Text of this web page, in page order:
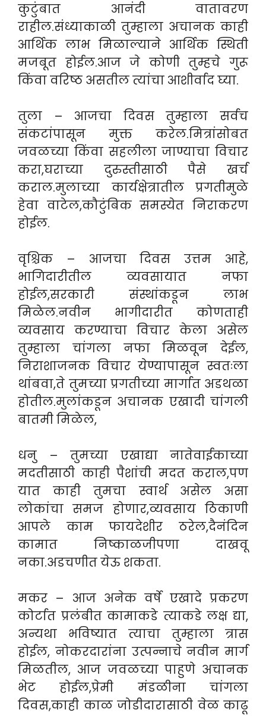
कुटुंबात आनंदी वातावरण
राहील.संध्याकाळी तुम्हाला अचानक काही
आर्थिक लाभ मिळाल्याने आर्थिक स्थिती
मजबूत होईल.आज जे कोणी तुम्हचे गुरू
किंवा वरिष्ठ असतील त्यांचा आशीर्वाद घ्या.
तुला – आजचा दिवस तुम्हाला सर्वच
संकटांपासून मुक्त करेल.मित्रांसोबत
जवळच्या किंवा सहलीला जाण्याचा विचार
करा,घराच्या दुरुस्तीसाठी पैसे खर्च
कराल.मुलाच्या कार्यक्षेत्रातील प्रगतीमुळे
हेवा वाटेल,कौटुंबिक समस्येत निराकरण
होईल.
वृश्चिक – आजचा दिवस उत्तम आहे,
भागिदारीतील व्यवसायात नफा
होईल,सरकारी संस्थांकडून लाभ
मिळेल.नवीन भागीदारीत कोणताही
व्यवसाय करण्याचा विचार केला असेल
तुम्हाला चांगला नफा मिळवून देईल,
निराशाजनक विचार येण्यापासून स्वतःला
थांबवा,ते तुमच्या प्रगतीच्या मार्गात अडथळा
होतील.मुलांकडून अचानक एखादी चांगली
बातमी मिळेल,
धनु – तुमच्या एखाद्या नातेवाईकाच्या
मदतीसाठी काही पैशांची मदत कराल,पण
यात काही तुमचा स्वार्थ असेल असा
लोकांचा समज होणार,व्यवसाय ठिकाणी
आपले काम फायदेशीर ठरेल,दैनंदिन
कामात निष्काळजीपणा दाखवू
नका.अडचणीत येऊ शकता.
मकर – आज अनेक वर्षे एखादे प्रकरण
कोर्टात प्रलंबीत कामाकडे त्याकडे लक्ष द्या,
अन्यथा भविष्यात त्याचा तुम्हाला त्रास
होईल, नोकरदारांना उत्पन्नाचे नवीन मार्ग
मिळतील, आज जवळच्या पाहुणे अचानक
भेट होईल,प्रेमी मंडळीना चांगला
दिवस,काही काळ जोडीदारासाठी वेळ काढू